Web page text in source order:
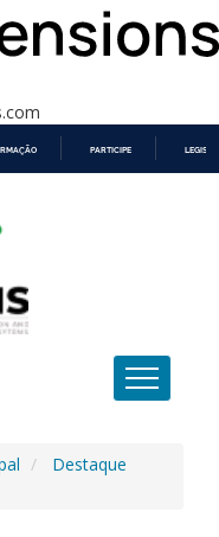
PARTICIPE
Destaque